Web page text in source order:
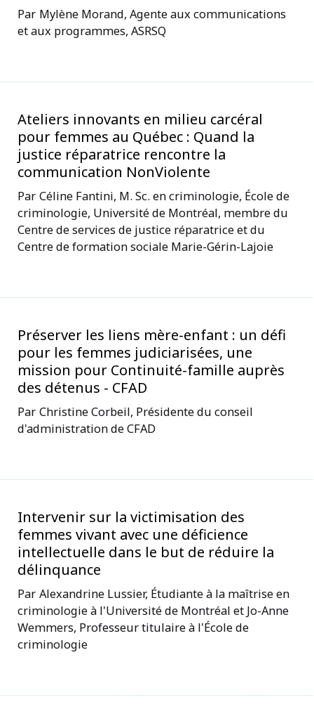
Mylène Morand, Agente aux communications
et aux programmes, ASRSQ
Ateliers innovants en milieu carcéral
pour femmes au Québec : Quand la
justice réparatrice rencontre la
communication NonViolente
Céline Fantini, M. Sc. en criminologie, École de
criminologie, Université de Montréal, membre du
Centre de services de justice réparatrice et du
Centre de formation sociale Marie-Gérin-Lajoie
Préserver les liens mère-enfant : un défi
pour les femmes judiciarisées, une
mission pour Continuité-famille auprès
des détenus - CFAD
Christine Corbeil, Présidente du conseil
d'administration de CFAD
Intervenir sur la victimisation des
femmes vivant avec une déficience
intellectuelle dans le but de réduire la
délinquance
Alexandrine Lussier, Étudiante à la maîtrise en
criminologie à l'Université de Montréal et Jo-Anne
Wemmers, Professeur titulaire à l'École de
criminologie